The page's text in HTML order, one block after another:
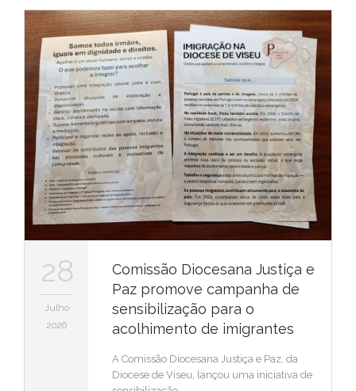
28
Julho
2026
Comissão Diocesana Justiça e
Paz promove campanha de
sensibilização para o
acolhimento de imigrantes
A Comissão Diocesana Justiça e Paz, da
Diocese de Viseu, lançou uma iniciativa de